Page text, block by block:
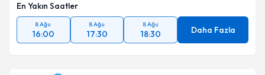
En Yakın Saatler
8 Ağu
16:00
8 Ağu
17:30
8 Ağu
18:30 Daha Fazla